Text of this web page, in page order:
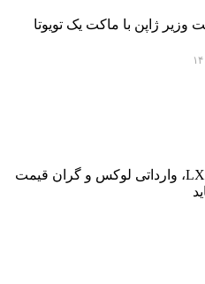
وزیر ژاپن با ماکت یک تویوتا
لکسوس LX600، وارداتی لوکس و گران قیمت